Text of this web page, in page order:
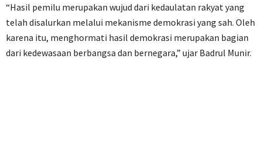
“Hasil pemilu merupakan wujud dari kedaulatan rakyat yang
telah disalurkan melalui mekanisme demokrasi yang sah. Oleh
karena itu, menghormati hasil demokrasi merupakan bagian
dari kedewasaan berbangsa dan bernegara,” ujar Badrul Munir.